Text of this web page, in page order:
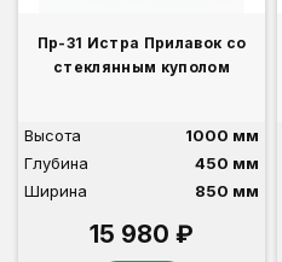
Пр-31 Истра Прилавок со
стеклянным куполом
Высота
1000 мм
Глубина
450 мм
Ширина
850 мм
15 980 ₽